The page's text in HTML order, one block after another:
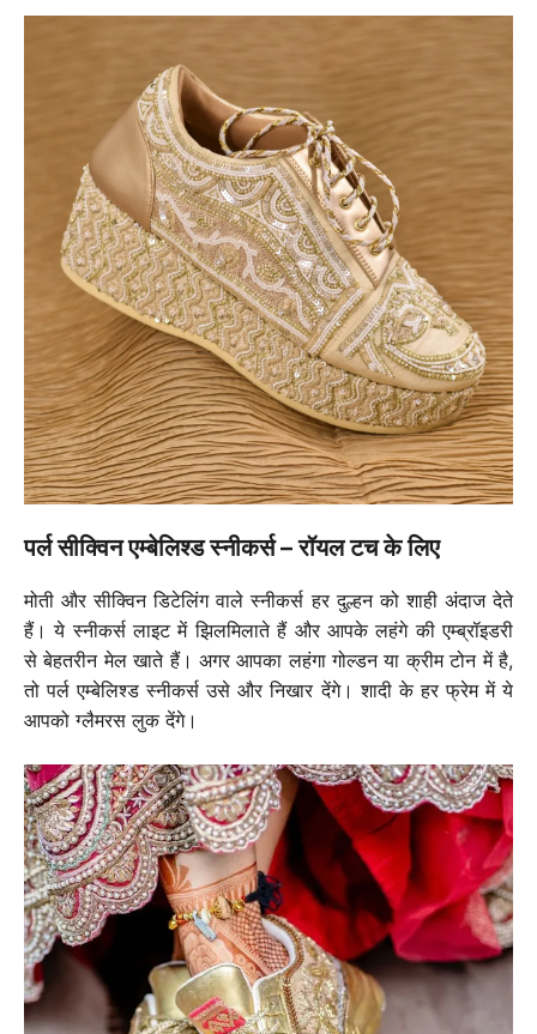
पर्ल सीक्विन एम्बेलिश्ड स्नीकर्स – रॉयल टच के लिए
मोती और सीक्विन डिटेलिंग वाले स्नीकर्स हर दुल्हन को शाही अंदाज देते
हैं। ये स्नीकर्स लाइट में झिलमिलाते हैं और आपके लहंगे की एम्ब्रॉइडरी
से बेहतरीन मेल खाते हैं। अगर आपका लहंगा गोल्डन या क्रीम टोन में है,
तो पर्ल एम्बेलिश्ड स्नीकर्स उसे और निखार देंगे। शादी के हर फ्रेम में ये
आपको ग्लैमरस लुक देंगे।